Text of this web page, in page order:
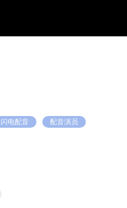
闪电配音 配音演员